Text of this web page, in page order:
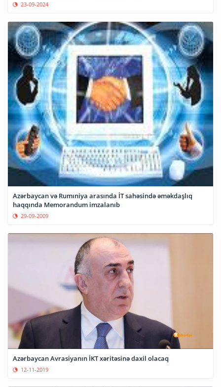
23-09-2024
Azərbaycan və Rumıniya arasında İT sahəsində əməkdaşlıq
haqqında Memorandum imzalanıb
29-09-2009
Azərbaycan Avrasiyanın İKT xəritəsinə daxil olacaq
12-11-2019